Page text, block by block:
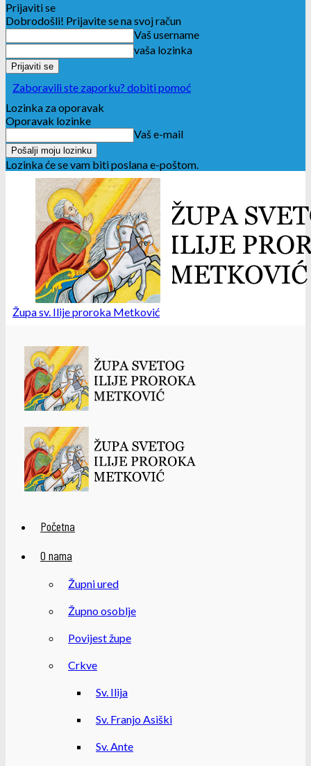
Prijaviti se
Dobrodošli! Prijavite se na svoj račun
Vaš username
vaša lozinka
Zaboravili ste zaporku? dobiti pomoć
Lozinka za oporavak
Oporavak lozinke
Vaš e-mail
Lozinka će se vam biti poslana e-poštom.
Župa sv. Ilije proroka Metković
Početna
O nama
Župni ured
Župno osoblje
Povijest župe
Crkve
Sv. Ilija
Sv. Franjo Asiški
Sv. Ante